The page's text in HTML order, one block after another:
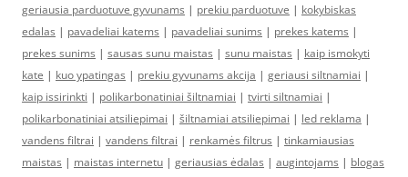
geriausia parduotuve gyvunams | prekiu parduotuve | kokybiskas
edalas | pavadeliai katems | pavadeliai sunims | prekes katems |
prekes sunims | sausas sunu maistas | sunu maistas | kaip ismokyti
kate | kuo ypatingas | prekiu gyvunams akcija | geriausi siltnamiai |
kaip issirinkti | polikarbonatiniai šiltnamiai | tvirti siltnamiai |
polikarbonatiniai atsiliepimai | šiltnamiai atsiliepimai | led reklama |
vandens filtrai | vandens filtrai | renkamės filtrus | tinkamiausias
maistas | maistas internetu | geriausias ėdalas | augintojams | blogas